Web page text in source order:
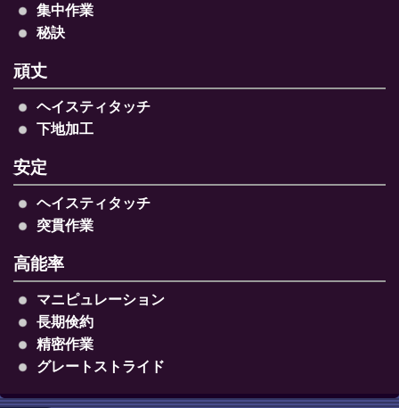
集中作業
秘訣
頑丈
ヘイスティタッチ
下地加工
安定
ヘイスティタッチ
突貫作業
高能率
マニピュレーション
長期倹約
精密作業
グレートストライド